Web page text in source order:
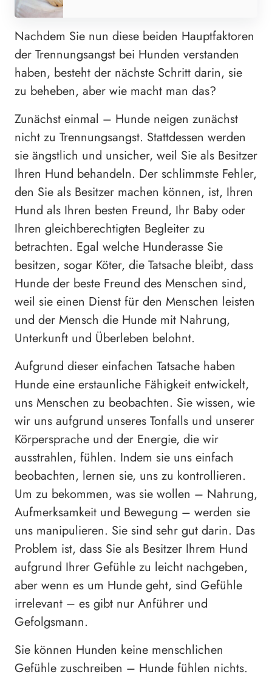
Nachdem Sie nun diese beiden Hauptfaktoren
der Trennungsangst bei Hunden verstanden
haben, besteht der nächste Schritt darin, sie
zu beheben, aber wie macht man das?
Zunächst einmal – Hunde neigen zunächst
nicht zu Trennungsangst. Stattdessen werden
sie ängstlich und unsicher, weil Sie als Besitzer
Ihren Hund behandeln. Der schlimmste Fehler,
den Sie als Besitzer machen können, ist, Ihren
Hund als Ihren besten Freund, Ihr Baby oder
Ihren gleichberechtigten Begleiter zu
betrachten. Egal welche Hunderasse Sie
besitzen, sogar Köter, die Tatsache bleibt, dass
Hunde der beste Freund des Menschen sind,
weil sie einen Dienst für den Menschen leisten
und der Mensch die Hunde mit Nahrung,
Unterkunft und Überleben belohnt.
Aufgrund dieser einfachen Tatsache haben
Hunde eine erstaunliche Fähigkeit entwickelt,
uns Menschen zu beobachten. Sie wissen, wie
wir uns aufgrund unseres Tonfalls und unserer
Körpersprache und der Energie, die wir
ausstrahlen, fühlen. Indem sie uns einfach
beobachten, lernen sie, uns zu kontrollieren.
Um zu bekommen, was sie wollen – Nahrung,
Aufmerksamkeit und Bewegung – werden sie
uns manipulieren. Sie sind sehr gut darin. Das
Problem ist, dass Sie als Besitzer Ihrem Hund
aufgrund Ihrer Gefühle zu leicht nachgeben,
aber wenn es um Hunde geht, sind Gefühle
irrelevant – es gibt nur Anführer und
Gefolgsmann.
Sie können Hunden keine menschlichen
Gefühle zuschreiben – Hunde fühlen nichts.